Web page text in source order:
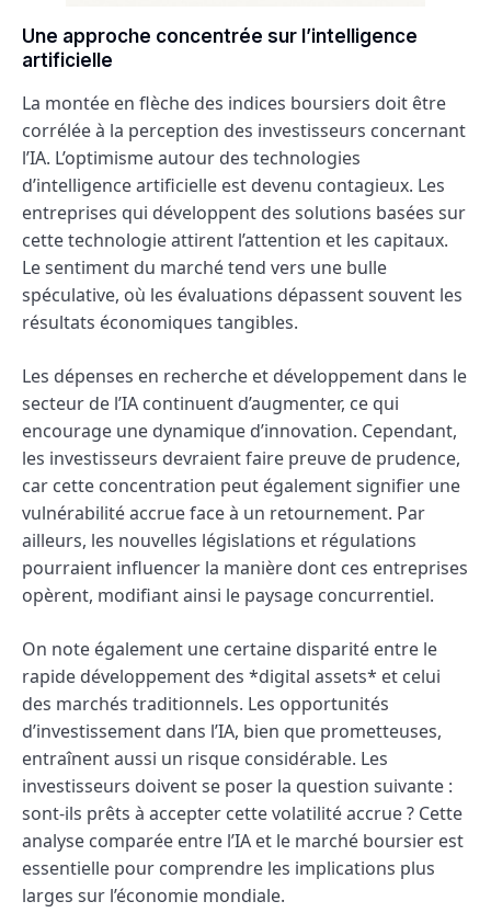
Une approche concentrée sur l’intelligence
artificielle
La montée en flèche des indices boursiers doit être
corrélée à la perception des investisseurs concernant
l’IA. L’optimisme autour des technologies
d’intelligence artificielle est devenu contagieux. Les
entreprises qui développent des solutions basées sur
cette technologie attirent l’attention et les capitaux.
Le sentiment du marché tend vers une bulle
spéculative, où les évaluations dépassent souvent les
résultats économiques tangibles.
Les dépenses en recherche et développement dans le
secteur de l’IA continuent d’augmenter, ce qui
encourage une dynamique d’innovation. Cependant,
les investisseurs devraient faire preuve de prudence,
car cette concentration peut également signifier une
vulnérabilité accrue face à un retournement. Par
ailleurs, les nouvelles législations et régulations
pourraient influencer la manière dont ces entreprises
opèrent, modifiant ainsi le paysage concurrentiel.
On note également une certaine disparité entre le
rapide développement des *digital assets* et celui
des marchés traditionnels. Les opportunités
d’investissement dans l’IA, bien que prometteuses,
entraînent aussi un risque considérable. Les
investisseurs doivent se poser la question suivante :
sont-ils prêts à accepter cette volatilité accrue ? Cette
analyse comparée entre l’IA et le marché boursier est
essentielle pour comprendre les implications plus
larges sur l’économie mondiale.